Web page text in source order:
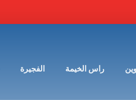
راس الخيمة الفجيرة